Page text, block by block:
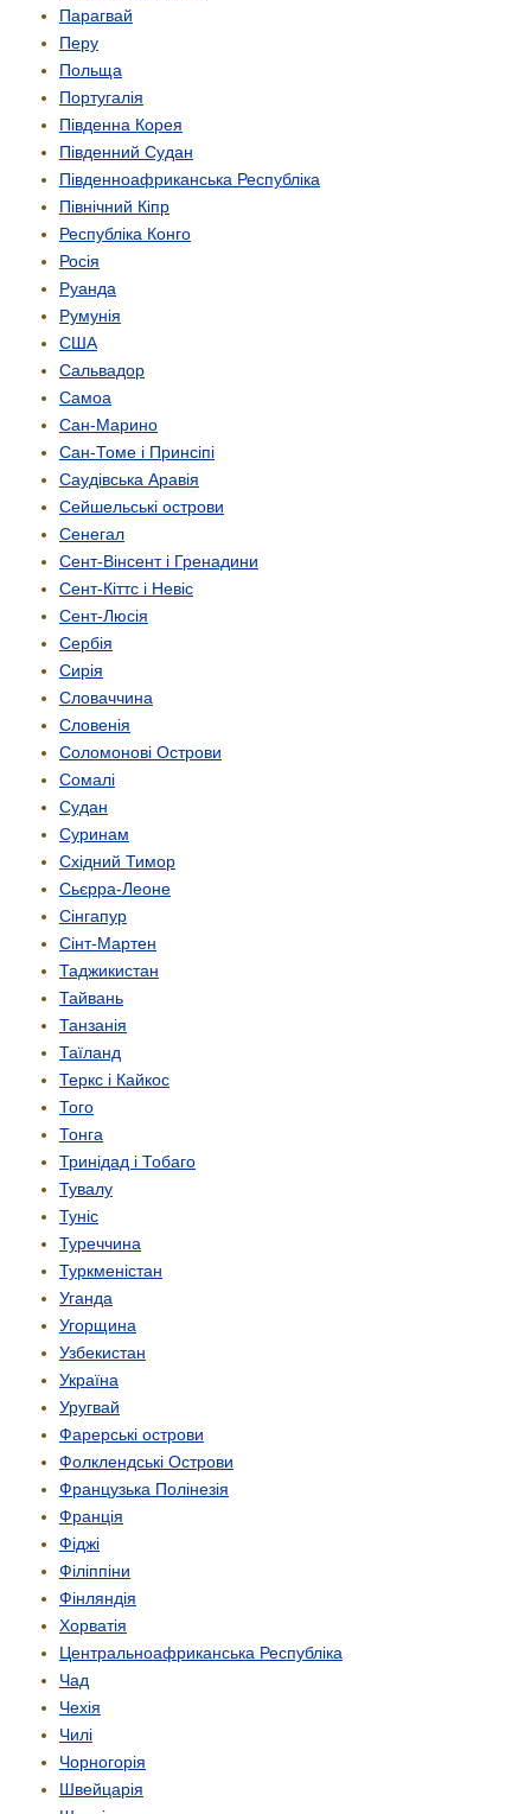
Парагвай
Перу
Польща
Португалія
Південна Корея
Південний Судан
Південно­африканська Республіка
Північний Кіпр
Республіка Конго
Росія
Руанда
Румунія
США
Сальвадор
Самоа
Сан-Марино
Сан-Томе і Принсіпі
Саудівська Аравія
Сейшельські острови
Сенегал
Сент-Вінсент і Гренадини
Сент-Кіттс і Невіс
Сент-Люсія
Сербія
Сирія
Словаччина
Словенія
Соломонові Острови
Сомалі
Судан
Суринам
Східний Тимор
Сьєрра-Леоне
Сінгапур
Сінт-Мартен
Таджикистан
Тайвань
Танзанія
Таїланд
Теркс і Кайкос
Того
Тонга
Тринідад і Тобаго
Тувалу
Туніс
Туреччина
Туркменістан
Уганда
Угорщина
Узбекистан
Україна
Уругвай
Фарерські острови
Фолклендські Острови
Французька Полінезія
Франція
Фіджі
Філіппіни
Фінляндія
Хорватія
Центрально­африканська Республіка
Чад
Чехія
Чилі
Чорногорія
Швейцарія